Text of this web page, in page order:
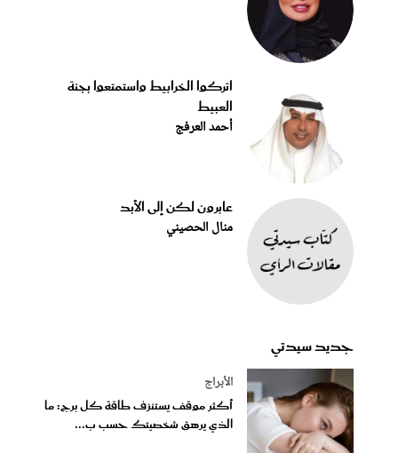
اتركوا الخرابيط واستمتعوا بجنة
العبيط
أحمد العرفج
عابرون لكن إلى الأبد
منال الحصيني
جديد سيدتي
الأبراج
أكثر موقف يستنزف طاقة كل برج: ما
الذي يرهق شخصيتك حسب ب...